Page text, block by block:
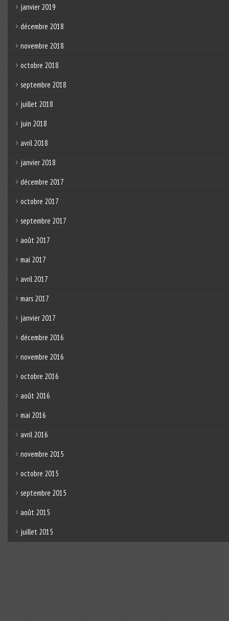
janvier 2019
décembre 2018
novembre 2018
octobre 2018
septembre 2018
juillet 2018
juin 2018
avril 2018
janvier 2018
décembre 2017
octobre 2017
septembre 2017
août 2017
mai 2017
avril 2017
mars 2017
janvier 2017
décembre 2016
novembre 2016
octobre 2016
août 2016
mai 2016
avril 2016
novembre 2015
octobre 2015
septembre 2015
août 2015
juillet 2015